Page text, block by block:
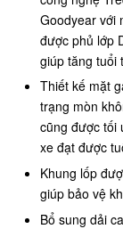
Goodyear với
được phủ lớp
giúp tăng tuổi
Thiết kế mặt
trạng mòn
cũng được tối
xe đạt được
Khung lốp
giúp bảo vệ
Bổ sung dải